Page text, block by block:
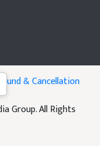
Refund & Cancellation
Group. All Rights